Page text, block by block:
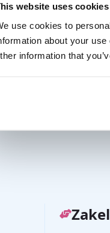
website uses cookies
use cookies to
about your
information that
PRP-